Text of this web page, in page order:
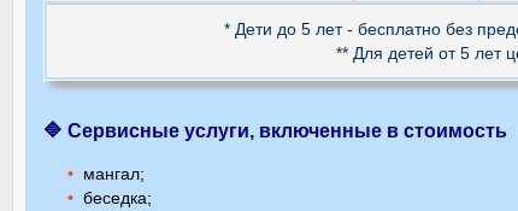
* Дети до 5 лет - бесплатно без
** Для детей от 5 лет
🔷 Сервисные услуги, включенные в стоимость
мангал;
беседка;